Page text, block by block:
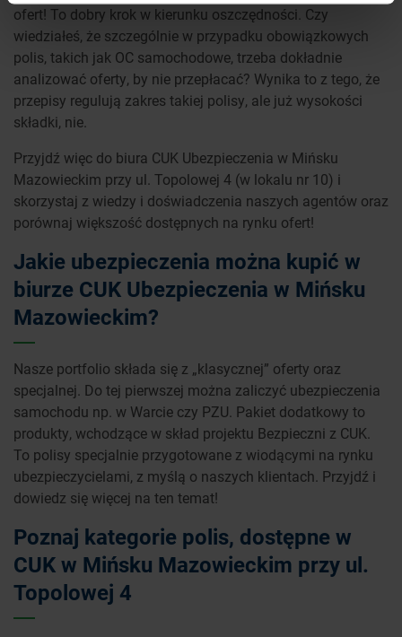
ofert! To dobry krok w kierunku oszczędności. Czy
wiedziałeś, że szczególnie w przypadku obowiązkowych
polis, takich jak OC samochodowe, trzeba dokładnie
analizować oferty, by nie przepłacać? Wynika to z tego, że
przepisy regulują zakres takiej polisy, ale już wysokości
składki, nie.
Przyjdź więc do biura CUK Ubezpieczenia w Mińsku
Mazowieckim przy ul. Topolowej 4 (w lokalu nr 10) i
skorzystaj z wiedzy i doświadczenia naszych agentów oraz
porównaj większość dostępnych na rynku ofert!
Jakie ubezpieczenia można kupić w
biurze CUK Ubezpieczenia w Mińsku
Mazowieckim?
Nasze portfolio składa się z „klasycznej” oferty oraz
specjalnej. Do tej pierwszej można zaliczyć ubezpieczenia
samochodu np. w Warcie czy PZU. Pakiet dodatkowy to
produkty, wchodzące w skład projektu Bezpieczni z CUK.
To polisy specjalnie przygotowane z wiodącymi na rynku
ubezpieczycielami, z myślą o naszych klientach. Przyjdź i
dowiedz się więcej na ten temat!
Poznaj kategorie polis, dostępne w
CUK w Mińsku Mazowieckim przy ul.
Topolowej 4